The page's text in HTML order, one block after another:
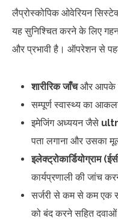
लैप्रोस्कोपिक ओवेरियन
यह सुनिश्चित करने के लिए
और प्रभावी है। ऑपरेशन से
शारीरिक जाँचऔर आपके
सम्पूर्ण स्वास्थ्य का
इमेजिंग अध्ययन जैसे
पता लगाना और उसका
इलेक्ट्रोकार्डियोग्राम
कार्यप्रणाली की जांच
सर्जरी से कम से कम एक
को बंद करने सहित दवाओं